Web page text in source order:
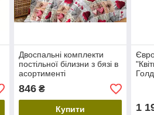
Двоспальні комплекти
постільної білизни з бязі в
асортименті
846₴
Купити
Голд
1